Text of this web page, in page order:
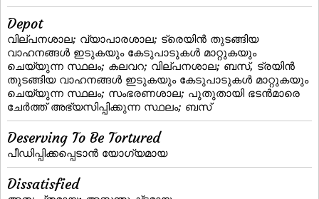
Depot
വില്പനശാല; വ്യാപാരശാല; ട്രെയിന്‍ തുടങ്ങിയ
വാഹനങ്ങള്‍ ഇടുകയും കേടുപാടുകള്‍ മാറ്റുകയും
ചെയ്യുന്ന സ്ഥലം; കലവറ; വില്‌പനശാല; ബസ്‌, ട്രയിന്‍
തുടങ്ങിയ വാഹനങ്ങള്‍ ഇടുകയും കേടുപാടുകള്‍ മാറ്റുകയും
ചെയ്യുന്ന സ്ഥലം; സംഭരണശാല; പുതുതായി ഭടന്‍മാരെ
ചേര്‍ത്ത്‌ അഭ്യസിപ്പിക്കുന്ന സ്ഥലം; ബസ്
Deserving To Be Tortured
പീഡിപ്പിക്കപ്പെടാന്‍ യോഗ്യമായ
Dissatisfied